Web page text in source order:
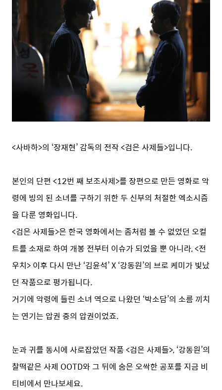
<사바하>의 ‘장재현’ 감독의 전작 <검은 사제들>입니다.
본인의 단편 <12번 째 보조사제>를 장편으로 만든 영화로 악
령에 빙의 된 소녀를 구하기 위한 두 신부의 처절한 엑소시즘
을 다룬 영화입니다.
<검은 사제들>은 한국 영화에서는 좀처럼 볼 수 없었던 오컬
트를 소재로 하여 개봉 전부터 이슈가 되었을 뿐 아니라, <전
우치> 이후 다시 만난 ‘김윤석’ X ‘강동원’의 브로 케미가 빛났
던 작품으로 평가됩니다.
거기에 악령에 들린 소녀 역으로 나왔던 ‘박소담’의 소름 끼치
는 연기는 압권 중의 압권이었죠.
눈과 귀를 동시에 사로잡았던 작품 <검은 사제들>, ‘강동원’의
찰떡같은 사제 OOTD와 그 뒤에 숨은 오싹한 공포를 지금 비
티비에서 만나보세요.